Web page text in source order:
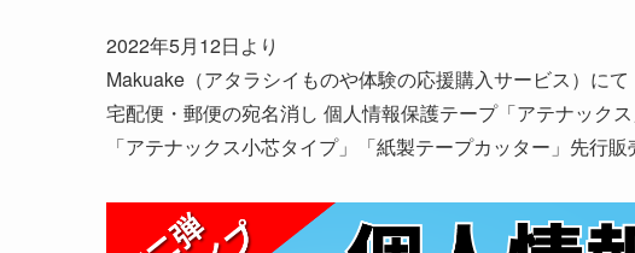
2022年5月12日より
Makuake（アタラシイものや体験の応援購入サービス）にて
宅配便・郵便の宛名消し 個人情報保護テープ「アテナック
「アテナックス小芯タイプ」「紙製テープカッター」先行販